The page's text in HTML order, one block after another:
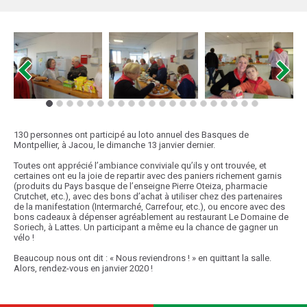
130 personnes ont participé au loto annuel des Basques de
Montpellier, à Jacou, le dimanche 13 janvier dernier.
Toutes ont apprécié l’ambiance conviviale qu’ils y ont trouvée, et
certaines ont eu la joie de repartir avec des paniers richement garnis
(produits du Pays basque de l’enseigne Pierre Oteiza, pharmacie
Crutchet, etc.), avec des bons d’achat à utiliser chez des partenaires
de la manifestation (Intermarché, Carrefour, etc.), ou encore avec des
bons cadeaux à dépenser agréablement au restaurant Le Domaine de
Soriech, à Lattes. Un participant a même eu la chance de gagner un
vélo !
Beaucoup nous ont dit : « Nous reviendrons ! » en quittant la salle.
Alors, rendez-vous en janvier 2020 !